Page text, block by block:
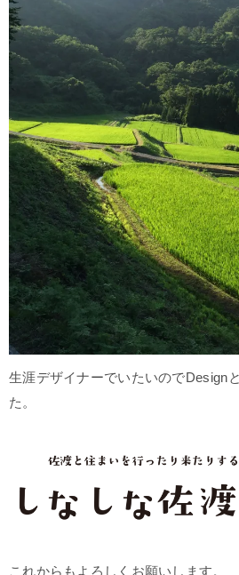
生涯デザイナーでいたいのでDesign
た。
これからもよろしくお願いします。